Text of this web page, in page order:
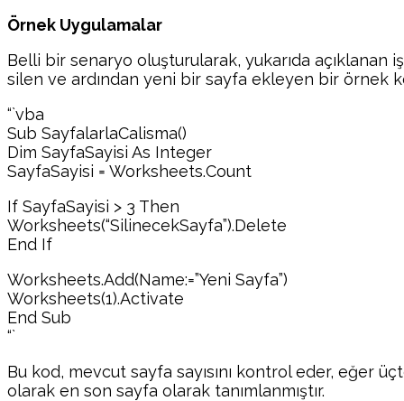
Örnek Uygulamalar
Belli bir senaryo oluşturularak, yukarıda açıklanan
silen ve ardından yeni bir sayfa ekleyen bir örnek
“`vba
Sub SayfalarlaCalisma()
Dim SayfaSayisi As Integer
SayfaSayisi = Worksheets.Count
If SayfaSayisi > 3 Then
Worksheets(“SilinecekSayfa”).Delete
End If
Worksheets.Add(Name:=”Yeni Sayfa”)
Worksheets(1).Activate
End Sub
“`
Bu kod, mevcut sayfa sayısını kontrol eder, eğer
olarak en son sayfa olarak tanımlanmıştır.